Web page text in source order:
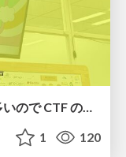
あまりにもアクセスキーの事故が多いので CTF のゲームを作った話
1 120